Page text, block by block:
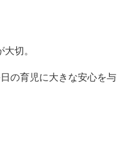
切。
の育児に大きな安心を与